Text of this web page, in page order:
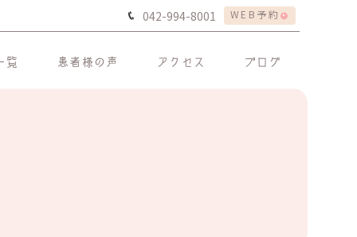
042-994-8001 WEB予約
覧 患者様の声 アクセス ブログ